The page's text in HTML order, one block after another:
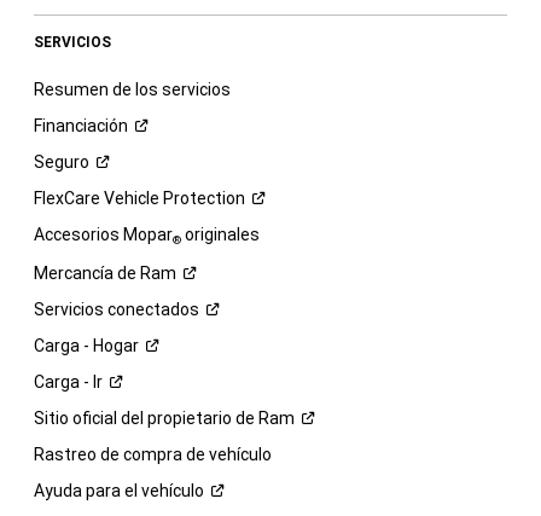
SERVICIOS
Resumen de los servicios
Financiación
Seguro
FlexCare Vehicle Protection
Accesorios Mopar®originales
Mercancía de Ram
Servicios conectados
Carga - Hogar
Carga - Ir
Sitio oficial del propietario de Ram
Rastreo de compra de vehículo
Ayuda para el vehículo